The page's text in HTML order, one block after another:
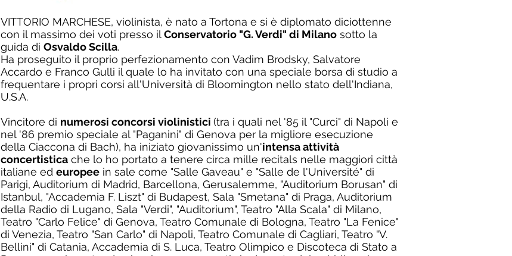
VITTORIO MARCHESE, violinista, è nato a Tortona e si è diplomato diciottenne
con il massimo dei voti presso il Conservatorio "G. Verdi" di Milano sotto la
guida di Osvaldo Scilla.
Ha proseguito il proprio perfezionamento con Vadim Brodsky, Salvatore
Accardo e Franco Gulli il quale lo ha invitato con una speciale borsa di studio a
frequentare i propri corsi all'Università di Bloomington nello stato dell'Indiana,
U.S.A.
Vincitore di numerosi concorsi violinistici (tra i quali nel '85 il "Curci" di Napoli e
nel '86 premio speciale al "Paganini" di Genova per la migliore esecuzione
della Ciaccona di Bach), ha iniziato giovanissimo un'intensa attività
concertistica che lo ho portato a tenere circa mille recitals nelle maggiori città
italiane ed europee in sale come "Salle Gaveau" e "Salle de l'Université" di
Parigi, Auditorium di Madrid, Barcellona, Gerusalemme, "Auditorium Borusan" di
Istanbul, "Accademia F. Liszt" di Budapest, Sala "Smetana" di Praga, Auditorium
della Radio di Lugano, Sala "Verdi", "Auditorium", Teatro "Alla Scala" di Milano,
Teatro "Carlo Felice" di Genova, Teatro Comunale di Bologna, Teatro "La Fenice"
di Venezia, Teatro "San Carlo" di Napoli, Teatro Comunale di Cagliari, Teatro "V.
Bellini" di Catania, Accademia di S. Luca, Teatro Olimpico e Discoteca di Stato a